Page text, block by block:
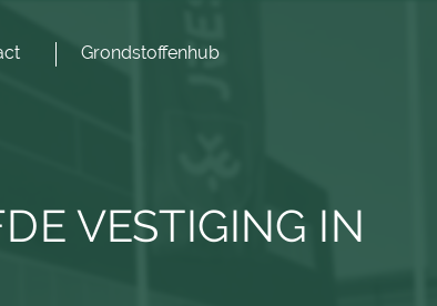
Grondstoffenhub
VESTIGING IN